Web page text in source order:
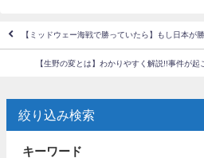
【ミッドウェー海戦で勝っていたら】もし日本が
【生野の変とは】わかりやすく解説!!事件が
絞り込み検索
キーワード